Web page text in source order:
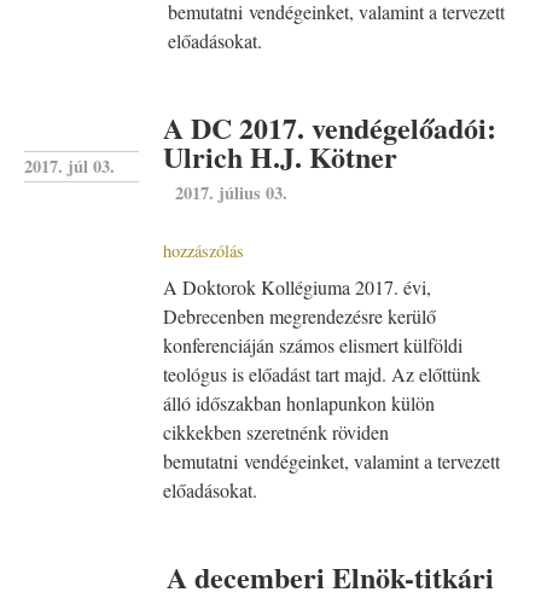
bemutatni vendégeinket, valamint a tervezett
előadásokat.
2017. júl 03.
A DC 2017. vendégelőadói:
Ulrich H.J. Kötner
2017. július 03.
hozzászólás
A Doktorok Kollégiuma 2017. évi,
Debrecenben megrendezésre kerülő
konferenciáján számos elismert külföldi
teológus is előadást tart majd. Az előttünk
álló időszakban honlapunkon külön
cikkekben szeretnénk röviden
bemutatni vendégeinket, valamint a tervezett
előadásokat.
A decemberi Elnök-titkári